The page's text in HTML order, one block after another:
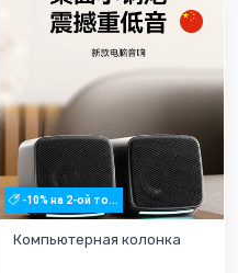
-10% на 2-ой то...
Компьютерная колонка